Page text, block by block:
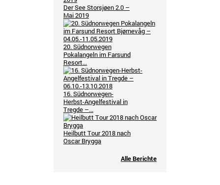
Der See Storsjøen 2.0 –
Mai 2019
20. Südnorwegen
Pokalangeln im Farsund
Resort...
16. Südnorwegen-
Herbst-Angelfestival in
Tregde –...
Heilbutt Tour 2018 nach
Oscar Brygga
Alle Berichte